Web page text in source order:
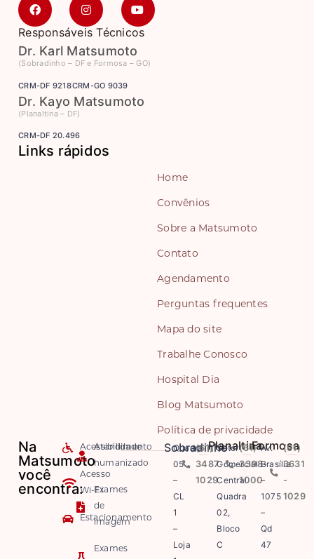
Responsáveis Técnicos
Dr. Karl Matsumoto
(Sobradinho – DF e Formosa – GO)
CRM-DF 9218CRM-GO 9039
Dr. Kayo Matsumoto
(Planaltina – DF)
CRM-DF 20.496
Links rápidos
Home
Convênios
Sobre a Matsumoto
Contato
Agendamento
Perguntas frequentes
Mapa do site
Trabalhe Conosco
Hospital Dia
Blog Matsumoto
Política de privacidade
Na
Matsumoto
você
encontra:
Acessibilidade
Acesso
Wi-Fi
Estacionamento
Atendimento
humanizado
Exames
de
imagem
Exames
Sobradinho
Quadra
05
–
CL
1
–
Loja
(61)
3487-
1029
Planaltina
Setor
Comercial
Central
Quadra
02,
Bloco
C
(61)
3308-
1000
Formosa
Av.
Brasília
–
1075
–
Qd
47
(61)
3631
-
1029